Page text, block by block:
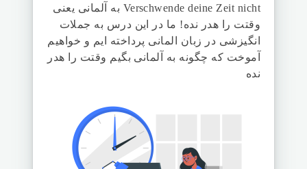
Verschwende deine Zeit nicht به آلمانی یعنی
وقتت را هدر نده! ما در این درس به جملات
انگیزشی در زبان المانی پرداخته ایم و خواهیم
آموخت که چگونه به آلمانی بگیم وقتت را هدر
نده